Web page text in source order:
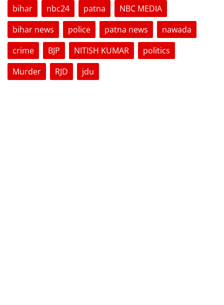
bihar nbc24 patna
NBC MEDIA
bihar news
police patna news
nawada
crime
BJP NITISH KUMAR
politics
Murder
RJD jdu